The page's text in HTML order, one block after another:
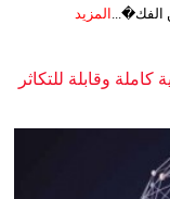
الفك�... المزيد
وقابلة للتكاثر